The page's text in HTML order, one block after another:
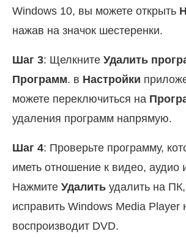
Windows 10, вы можете открыть
нажав на значок шестеренки.
Шаг 3: Щелкните Удалить
Программ. в Настройки
можете переключиться на
удаления программ напрямую.
Шаг 4: Проверьте программу,
иметь отношение к видео, аудио
Нажмите Удалить удалить на
исправить Windows Media Player
воспроизводит DVD.